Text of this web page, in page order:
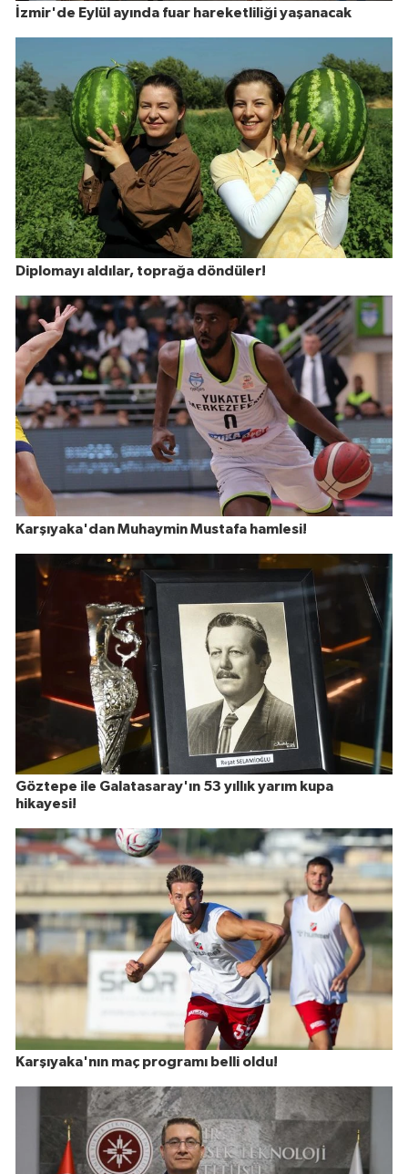
İzmir'de Eylül ayında fuar hareketliliği yaşanacak
Diplomayı aldılar, toprağa döndüler!
Karşıyaka'dan Muhaymin Mustafa hamlesi!
Göztepe ile Galatasaray'ın 53 yıllık yarım kupa
hikayesi!
Karşıyaka'nın maç programı belli oldu!